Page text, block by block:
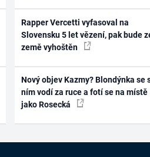
Rapper Vercetti vyfasoval na
Slovensku 5 let vězení, pak bude
země vyhoštěn
Nový objev Kazmy? Blondýnka se
ním vodí za ruce a fotí se na místě
jako Rosecká